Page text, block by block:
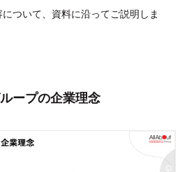
ついて、資料に沿ってご説明しま
ープの企業理念